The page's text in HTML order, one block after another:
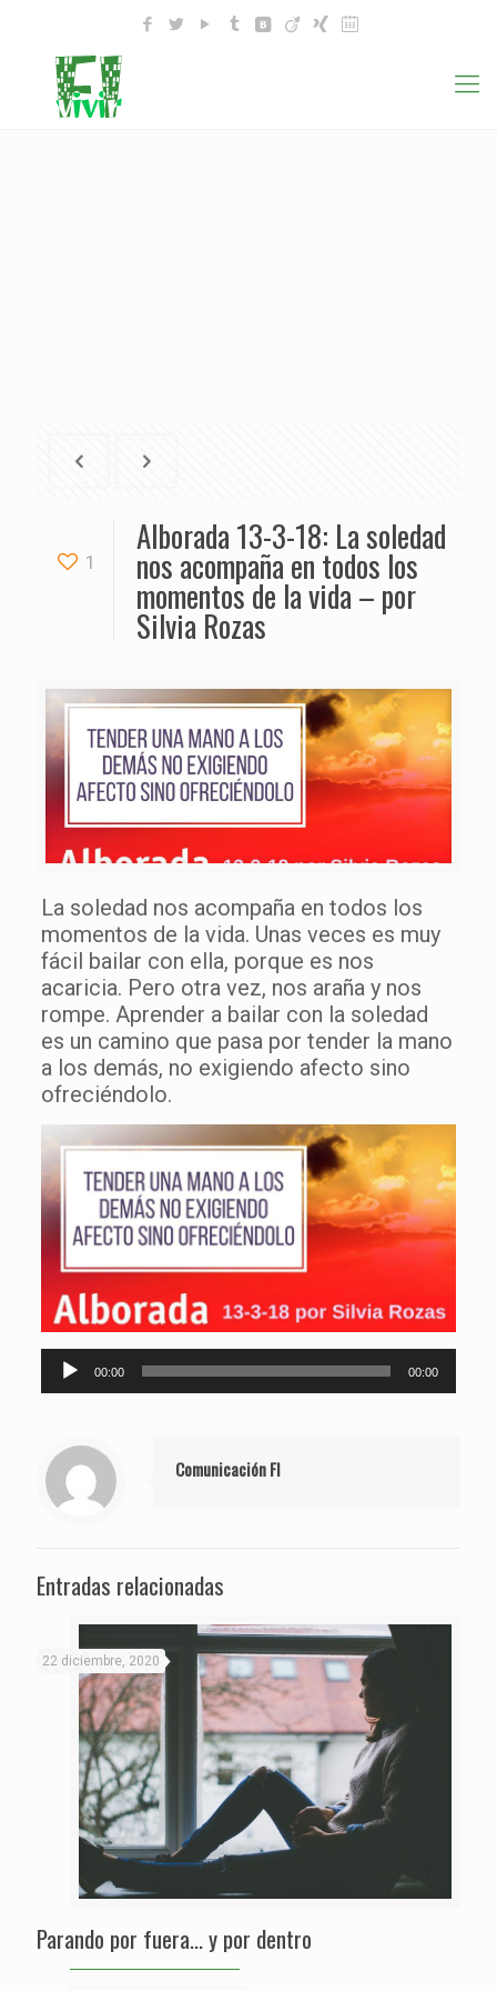
1
Alborada 13-3-18: La soledad
nos acompaña en todos los
momentos de la vida – por
Silvia Rozas
La soledad nos acompaña en todos los
momentos de la vida. Unas veces es muy
fácil bailar con ella, porque es nos
acaricia. Pero otra vez, nos araña y nos
rompe. Aprender a bailar con la soledad
es un camino que pasa por tender la mano
a los demás, no exigiendo afecto sino
ofreciéndolo.
Reproductor
de
00:00 00:00
Comunicación FI
Entradas relacionadas
22 diciembre, 2020
Parando por fuera… y por dentro